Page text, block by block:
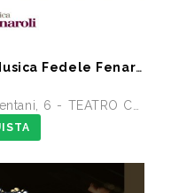
Abbonamento Amici della Musica Fedele Fenaroli 17 Concerti dal 14/07 al13/12 2026
COMUNALE FEDELE FENAROLI